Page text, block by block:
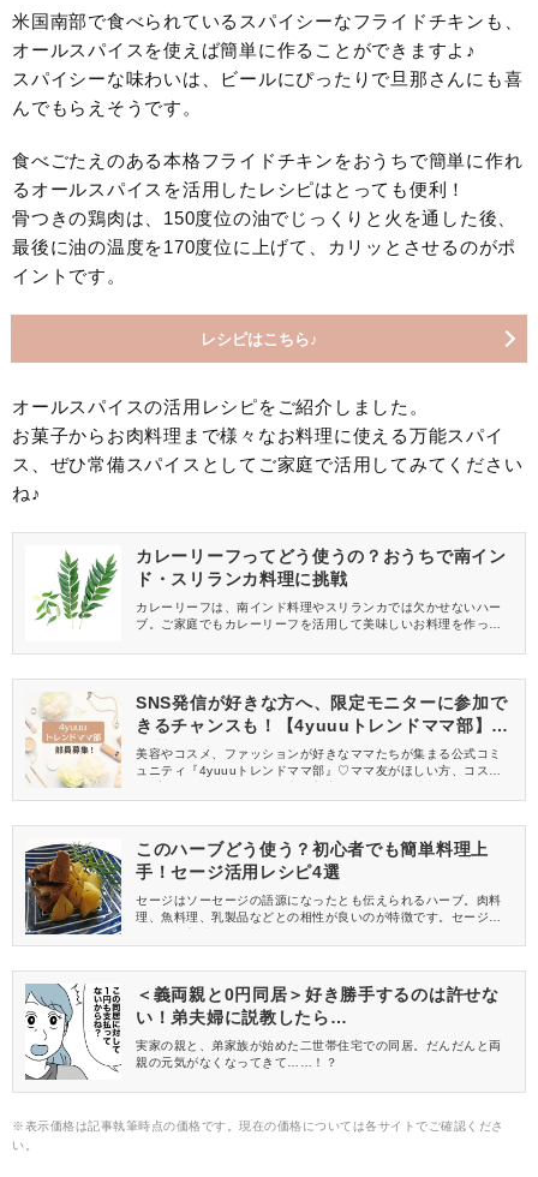
米国南部で食べられているスパイシーなフライドチキンも、
オールスパイスを使えば簡単に作ることができますよ♪
スパイシーな味わいは、ビールにぴったりで旦那さんにも喜
んでもらえそうです。
食べごたえのある本格フライドチキンをおうちで簡単に作れ
るオールスパイスを活用したレシピはとっても便利！
骨つきの鶏肉は、150度位の油でじっくりと火を通した後、
最後に油の温度を170度位に上げて、カリッとさせるのがポ
イントです。
レシピはこちら♪
オールスパイスの活用レシピをご紹介しました。
お菓子からお肉料理まで様々なお料理に使える万能スパイ
ス、ぜひ常備スパイスとしてご家庭で活用してみてください
ね♪
カレーリーフってどう使うの？おうちで南イン
ド・スリランカ料理に挑戦
カレーリーフは、南インド料理やスリランカでは欠かせないハー
ブ。ご家庭でもカレーリーフを活用して美味しいお料理を作って
SNS発信が好きな方へ、限定モニターに参加で
きるチャンスも！【4yuuuトレンドママ部】部
員募集中
美容やコスメ、ファッションが好きなママたちが集まる公式コミ
ュニティ『4yuuuトレンドママ部』♡ママ友がほしい方、コスメサ
信してくれる方を募集しています！
このハーブどう使う？初心者でも簡単料理上
手！セージ活用レシピ4選
セージはソーセージの語源になったとも伝えられるハーブ。肉料
理、魚料理、乳製品などとの相性が良いのが特徴です。セージを
で、料理上手に思われるような簡単なのにお洒落なレシピをご紹
＜義両親と0円同居＞好き勝手するのは許せな
い！弟夫婦に説教したら…
実家の親と、弟家族が始めた二世帯住宅での同居。だんだんと両
親の元気がなくなってきて……！？
※表示価格は記事執筆時点の価格です。現在の価格については各サイトでご確認くださ
い。